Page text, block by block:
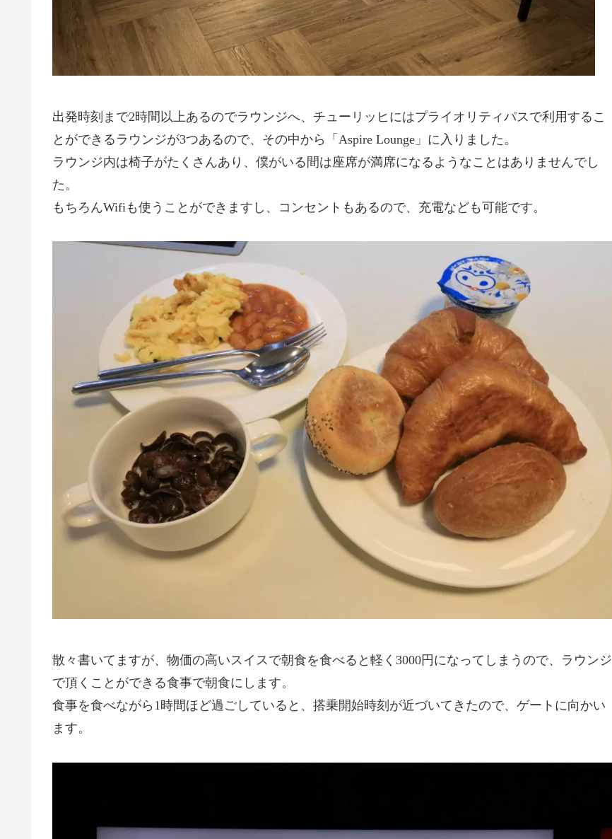
出発時刻まで2時間以上あるのでラウンジへ、チューリッヒにはプライオリティパスで利用するこ
とができるラウンジが3つあるので、その中から「Aspire Lounge」に入りました。
ラウンジ内は椅子がたくさんあり、僕がいる間は座席が満席になるようなことはありませんでし
た。
もちろんWifiも使うことができますし、コンセントもあるので、充電なども可能です。
散々書いてますが、物価の高いスイスで朝食を食べると軽く3000円になってしまうので、ラウンジ
で頂くことができる食事で朝食にします。
食事を食べながら1時間ほど過ごしていると、搭乗開始時刻が近づいてきたので、ゲートに向かい
ます。